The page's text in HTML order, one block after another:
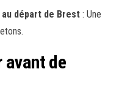
départ de Brest : Une
avant de